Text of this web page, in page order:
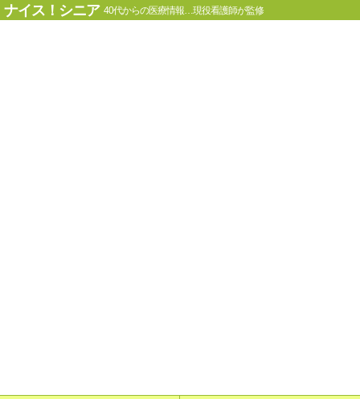
ナイス！シニア 40代からの医療情報…現役看護師が監修